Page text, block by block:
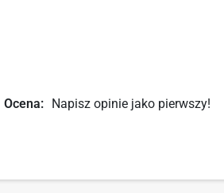
Ocena: Napisz opinie jako pierwszy!